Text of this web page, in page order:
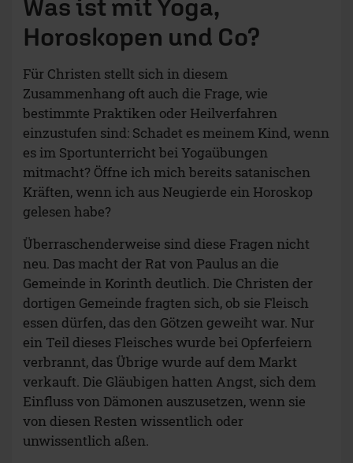
Was ist mit Yoga,
Horoskopen und Co?
Für Christen stellt sich in diesem
Zusammenhang oft auch die Frage, wie
bestimmte Praktiken oder Heilverfahren
einzustufen sind: Schadet es meinem Kind, wenn
es im Sportunterricht bei Yogaübungen
mitmacht? Öffne ich mich bereits satanischen
Kräften, wenn ich aus Neugierde ein Horoskop
gelesen habe?
Überraschenderweise sind diese Fragen nicht
neu. Das macht der Rat von Paulus an die
Gemeinde in Korinth deutlich. Die Christen der
dortigen Gemeinde fragten sich, ob sie Fleisch
essen dürfen, das den Götzen geweiht war. Nur
ein Teil dieses Fleisches wurde bei Opferfeiern
verbrannt, das Übrige wurde auf dem Markt
verkauft. Die Gläubigen hatten Angst, sich dem
Einfluss von Dämonen auszusetzen, wenn sie
von diesen Resten wissentlich oder
unwissentlich aßen.